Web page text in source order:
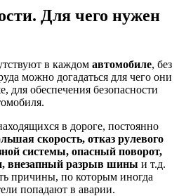
Для чего нужен
в каждом автомобиле, без
можно догадаться для чего они
для обеспечения безопасности
в дороге, постоянно
скорость, отказ рулевого
системы, опасный поворот,
внезапный разрыв шины и т.д.
причины, по которым иногда
попадают в аварии.